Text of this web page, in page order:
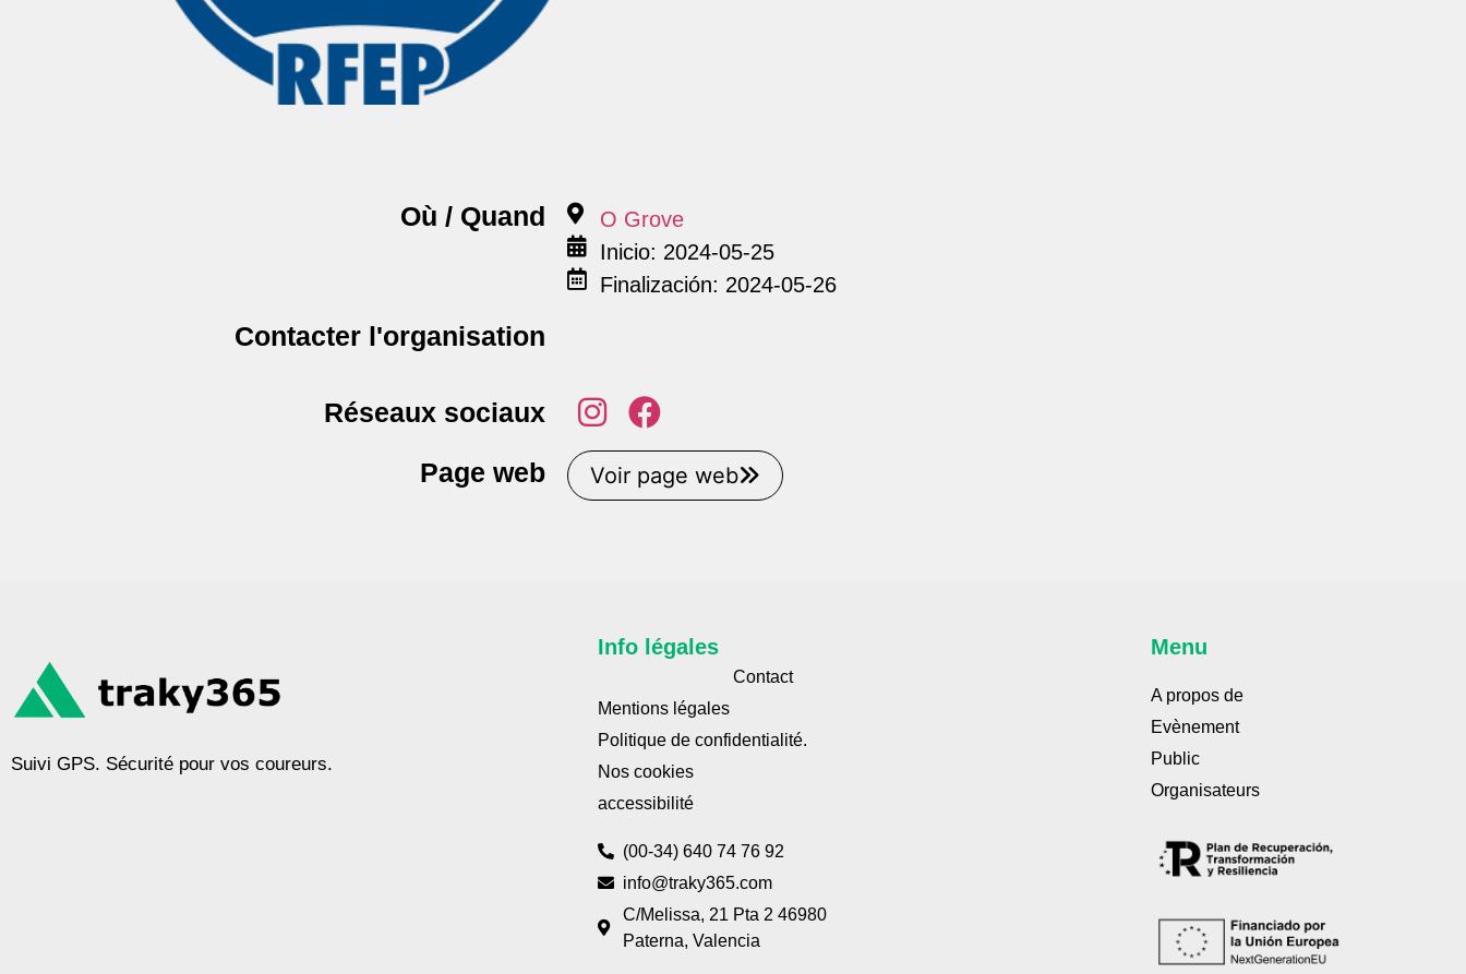
Où / Quand
O Grove
Inicio: 2024-05-25
Finalización: 2024-05-26
Contacter l'organisation
Réseaux sociaux
Page web
Voir page web
Suivi GPS. Sécurité pour vos coureurs.
Info légales
Contact
Mentions légales
Politique de confidentialité.
Nos cookies
accessibilité
(00-34) 640 74 76 92
info@traky365.com
C/Melissa, 21 Pta 2 46980
Paterna, Valencia
Menu
A propos de
Evènement
Public
Organisateurs